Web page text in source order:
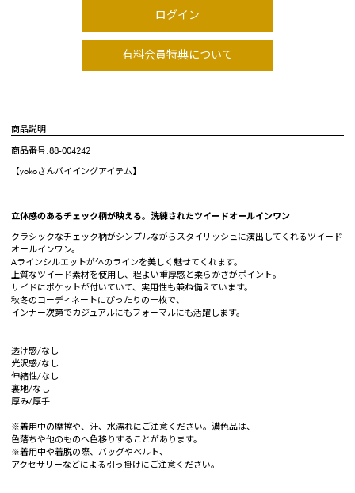
ログイン
有料会員特典について
商品説明
商品番号:88-004242
【yokoさんバイイングアイテム】
立体感のあるチェック柄が映える。洗練されたツイードオールインワン
クラシックなチェック柄がシンプルながらスタイリッシュに演出してくれるツイード
オールインワン。
Aラインシルエットが体のラインを美しく魅せてくれます。
上質なツイード素材を使用し、程よい重厚感と柔らかさがポイント。
サイドにポケットが付いていて、実用性も兼ね備えています。
秋冬のコーディネートにぴったりの一枚で、
インナー次第でカジュアルにもフォーマルにも活躍します。
------------------------
透け感/なし
光沢感/なし
伸縮性/なし
裏地/なし
厚み/厚手
------------------------
※着用中の摩擦や、汗、水濡れにご注意ください。濃色品は、
色落ちや他のものへ色移りすることがあります。
※着用中や着脱の際、バッグやベルト、
アクセサリーなどによる引っ掛けにご注意ください。